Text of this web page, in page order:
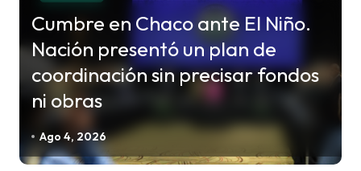
Cumbre en Chaco ante El Niño.
Nación presentó un plan de
coordinación sin precisar fondos
ni obras
Ago 4, 2026